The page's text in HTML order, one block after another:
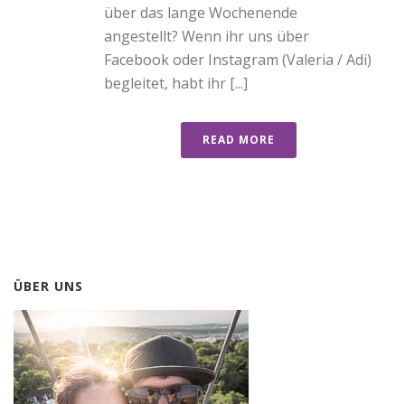
über das lange Wochenende
angestellt? Wenn ihr uns über
Facebook oder Instagram (Valeria / Adi)
begleitet, habt ihr [...]
READ MORE
ÜBER UNS